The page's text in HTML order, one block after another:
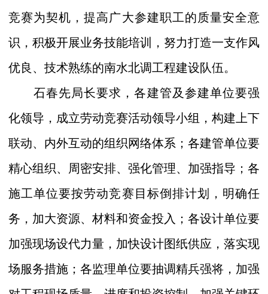
竞赛为契机，提高广大参建职工的质量安全意
识，积极开展业务技能培训，努力打造一支作风
优良、技术熟练的南水北调工程建设队伍。
石春先局长要求，各建管及参建单位要强
化领导，成立劳动竞赛活动领导小组，构建上下
联动、内外互动的组织网络体系；各建管单位要
精心组织、周密安排、强化管理、加强指导；各
施工单位要按劳动竞赛目标倒排计划，明确任
务，加大资源、材料和资金投入；各设计单位要
加强现场设代力量，加快设计图纸供应，落实现
场服务措施；各监理单位要抽调精兵强将，加强